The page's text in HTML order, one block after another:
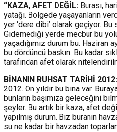
“KAZA, AFET DEĞİL: Burası,
yatağı. Bölgede yaşayanların
yer ‘dere dibi’ olarak geçiyor. Bu
Gidemediği yerde mecbur bu
yaşadığımız durum bu. Haziran
bu dördüncü baskın. Bu kadar
tarafından afet olarak
BİNANIN RUHSAT TARİHİ 2012:
2012. On yıldır bu bina var.
bunların başımıza geleceğini
şeyler. Bu artık bir kaza, afet
yapılmış durum. Biz buranın
su ne kadar bir havzadan